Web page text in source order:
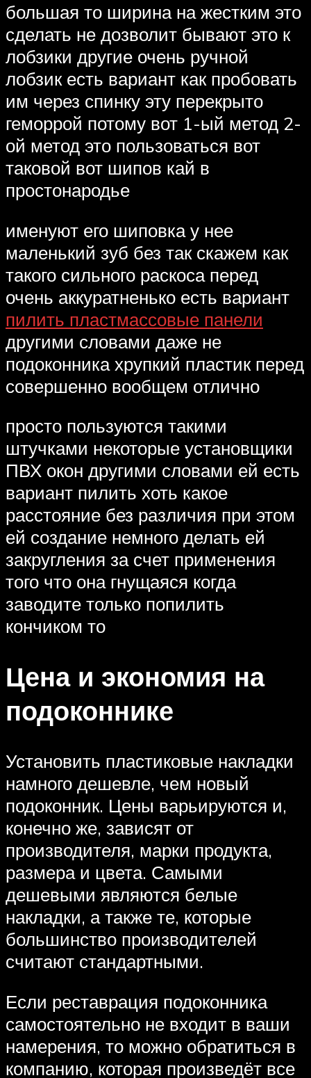
большая то ширина на жестким это
сделать не дозволит бывают это к
лобзики другие очень ручной
лобзик есть вариант как пробовать
им через спинку эту перекрыто
геморрой потому вот 1-ый метод 2-
ой метод это пользоваться вот
таковой вот шипов кай в
простонародье
именуют его шиповка у нее
маленький зуб без так скажем как
такого сильного раскоса перед
очень аккуратненько есть вариант
пилить пластмассовые панели
другими словами даже не
подоконника хрупкий пластик перед
совершенно вообщем отлично
просто пользуются такими
штучками некоторые установщики
ПВХ окон другими словами ей есть
вариант пилить хоть какое
расстояние без различия при этом
ей создание немного делать ей
закругления за счет применения
того что она гнущаяся когда
заводите только попилить
кончиком то
Цена и экономия на
подоконнике
Установить пластиковые накладки
намного дешевле, чем новый
подоконник. Цены варьируются и,
конечно же, зависят от
производителя, марки продукта,
размера и цвета. Самыми
дешевыми являются белые
накладки, а также те, которые
большинство производителей
считают стандартными.
Если реставрация подоконника
самостоятельно не входит в ваши
намерения, то можно обратиться в
компанию, которая произведёт все